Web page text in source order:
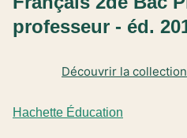
Hachette Éducation
Découvrir la collection
professeur - éd.